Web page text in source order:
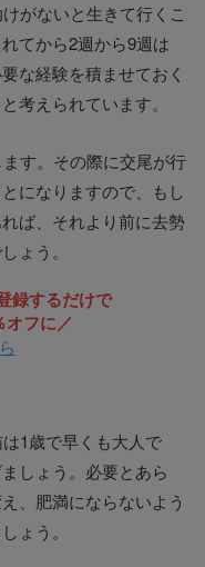
がないと生きて行くこ
てから2週から9週は
な経験を積ませておく
考えられています。
す。その際に交尾が行
になりますので、もし
ば、それより前に去勢
ょう。
録するだけで
オフに／
1歳で早くも大人で
しょう。必要とあら
、肥満にならないよう
ょう。